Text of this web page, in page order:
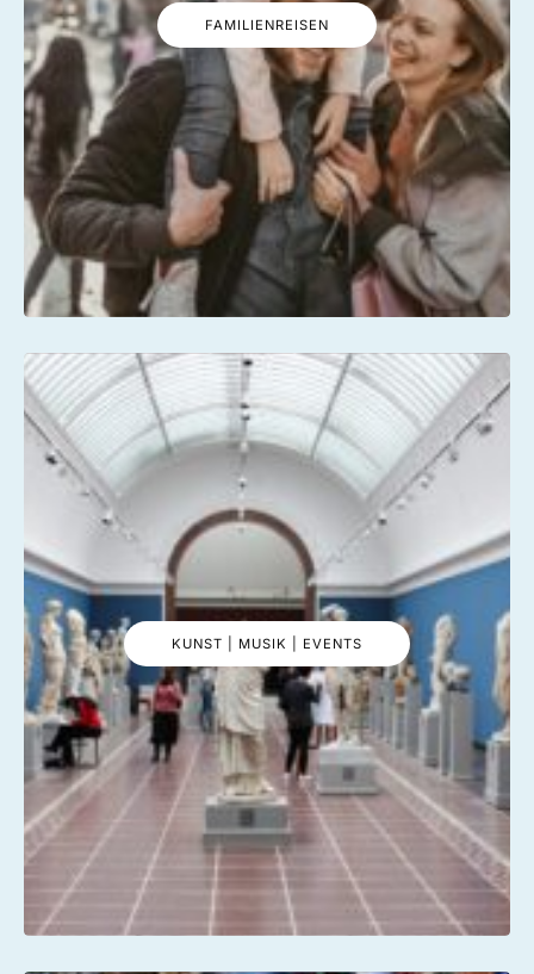
FAMILIENREISEN
KUNST | MUSIK | EVENTS